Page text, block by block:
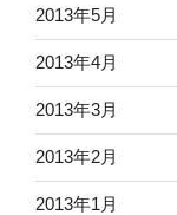
2013年5月
2013年4月
2013年3月
2013年2月
2013年1月